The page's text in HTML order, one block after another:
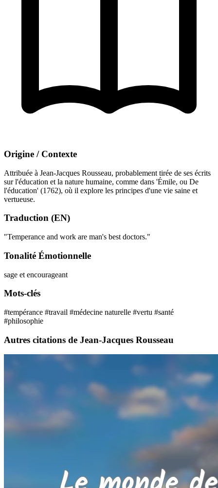
Origine / Contexte
Attribuée à Jean-Jacques Rousseau, probablement tirée de ses écrits
sur l'éducation et la nature humaine, comme dans 'Émile, ou De
l'éducation' (1762), où il explore les principes d'une vie saine et
vertueuse.
Traduction (EN)
"Temperance and work are man's best doctors."
Tonalité Émotionnelle
sage et encourageant
Mots-clés
#tempérance #travail #médecine naturelle #vertu #santé
#philosophie
Autres citations de Jean-Jacques Rousseau